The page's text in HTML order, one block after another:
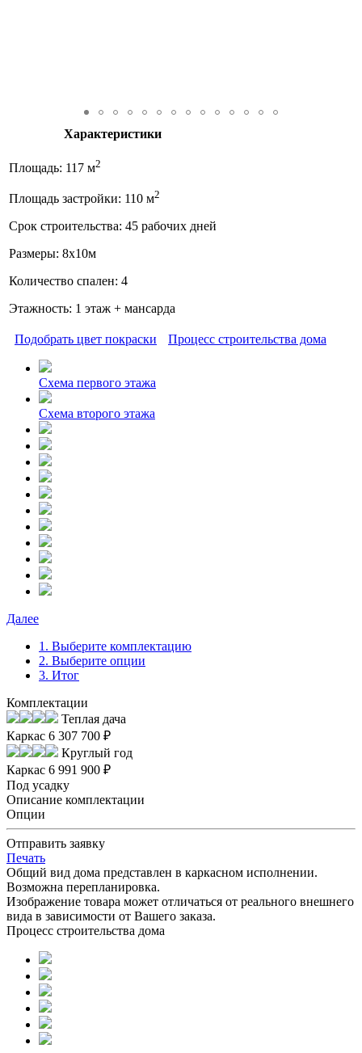
Характеристики
Площадь: 117 м2
Площадь застройки: 110 м2
Срок строительства: 45 рабочих дней
Размеры: 8х10м
Количество спален: 4
Этажность: 1 этаж + мансарда
Подобрать цвет покраски Процесс строительства дома
Схема первого этажа
Схема второго этажа
Далее
1. Выберите комплектацию
2. Выберите опции
3. Итог
Комплектации
Теплая дача
Каркас 6 307 700 ₽
Круглый год
Каркас 6 991 900 ₽
Под усадку
Описание комплектации
Опции
Отправить заявку
Печать
Общий вид дома представлен в каркасном исполнении.
Возможна перепланировка.
Изображение товара может отличаться от реального внешнего
вида в зависимости от Вашего заказа.
Процесс строительства дома